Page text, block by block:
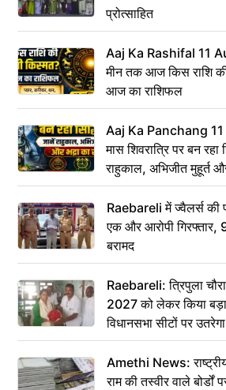
प्रोत्साहित
Aaj Ka Rashifal 11
मीन तक आज किस राशि
आज का राशिफल
Aaj Ka Panchang
मास शिवरात्रि पर बन रहा
राहुकाल, अभिजीत मुहूर्त
Raebareli में ज्वैलर्स की
एक और आरोपी गिरफ्तार,
बरामद
Raebareli: त्रिपुला
2027 को लेकर किया
विधानसभा सीटों पर
Amethi News: राष्ट्रीय
राम की तस्वीर वाले